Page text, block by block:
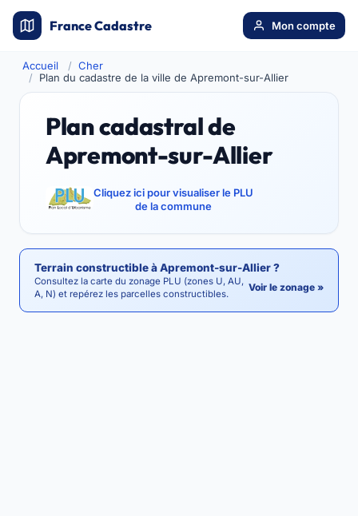
France Cadastre Mon compte
Accueil
Cher
Plan du cadastre de la ville de Apremont-sur-Allier
Plan cadastral de
Apremont-sur-Allier
Cliquez ici pour visualiser le PLU
de la commune
Terrain constructible à Apremont-sur-Allier ?
Consultez la carte du zonage PLU (zones U, AU,
A, N) et repérez les parcelles constructibles.
Voir le zonage »